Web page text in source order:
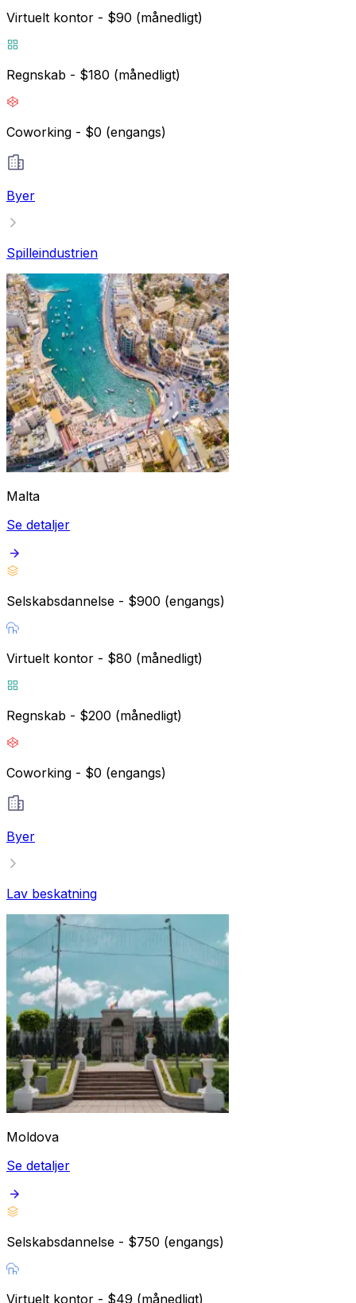
Virtuelt kontor - $90 (månedligt)
Regnskab - $180 (månedligt)
Coworking - $0 (engangs)
Byer
Spilleindustrien
Malta
Se detaljer
Selskabsdannelse - $900 (engangs)
Virtuelt kontor - $80 (månedligt)
Regnskab - $200 (månedligt)
Coworking - $0 (engangs)
Byer
Lav beskatning
Moldova
Se detaljer
Selskabsdannelse - $750 (engangs)
Virtuelt kontor - $49 (månedligt)